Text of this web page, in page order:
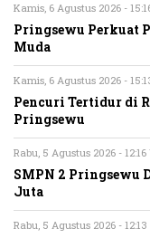
Kamis, 6 Agustus 2026 -
Pringsewu Perkuat
Muda
Kamis, 6 Agustus 2026 -
Pencuri Tertidur di
Pringsewu
Rabu, 5 Agustus 2026 - 12:16
SMPN 2 Pringsewu
Juta
Rabu, 5 Agustus 2026 - 12:13